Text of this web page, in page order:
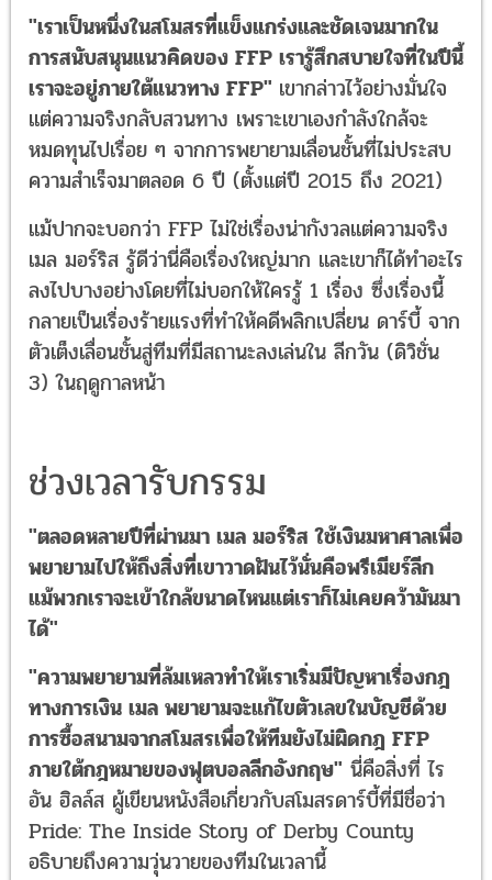
"เราเป็นหนึ่งในสโมสรที่แข็งแกร่งและชัดเจนมากใน
การสนับสนุนแนวคิดของ FFP เรารู้สึกสบายใจที่ในปีนี้
เราจะอยู่ภายใต้แนวทาง FFP" เขากล่าวไว้อย่างมั่นใจ
แต่ความจริงกลับสวนทาง เพราะเขาเองกำลังใกล้จะ
หมดทุนไปเรื่อย ๆ จากการพยายามเลื่อนชั้นที่ไม่ประสบ
ความสำเร็จมาตลอด 6 ปี (ตั้งแต่ปี 2015 ถึง 2021)
แม้ปากจะบอกว่า FFP ไม่ใช่เรื่องน่ากังวลแต่ความจริง
เมล มอร์ริส รู้ดีว่านี่คือเรื่องใหญ่มาก และเขาก็ได้ทำอะไร
ลงไปบางอย่างโดยที่ไม่บอกให้ใครรู้ 1 เรื่อง ซึ่งเรื่องนี้
กลายเป็นเรื่องร้ายแรงที่ทำให้คดีพลิกเปลี่ยน ดาร์บี้ จาก
ตัวเต็งเลื่อนชั้นสู่ทีมที่มีสถานะลงเล่นใน ลีกวัน (ดิวิชั่น
3) ในฤดูกาลหน้า
ช่วงเวลารับกรรม
"ตลอดหลายปีที่ผ่านมา เมล มอร์ริส ใช้เงินมหาศาลเพื่อ
พยายามไปให้ถึงสิ่งที่เขาวาดฝันไว้นั่นคือพรีเมียร์ลีก
แม้พวกเราจะเข้าใกล้ขนาดไหนแต่เราก็ไม่เคยคว้ามันมา
ได้"
"ความพยายามที่ล้มเหลวทำให้เราเริ่มมีปัญหาเรื่องกฎ
ทางการเงิน เมล พยายามจะแก้ไขตัวเลขในบัญชีด้วย
การซื้อสนามจากสโมสรเพื่อให้ทีมยังไม่ผิดกฎ FFP
ภายใต้กฎหมายของฟุตบอลลีกอังกฤษ" นี่คือสิ่งที่ ไร
อัน ฮิลล์ส ผู้เขียนหนังสือเกี่ยวกับสโมสรดาร์บี้ที่มีชื่อว่า
Pride: The Inside Story of Derby County
อธิบายถึงความวุ่นวายของทีมในเวลานี้